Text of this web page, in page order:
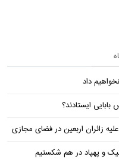
داد
ایستادند؟
زائران اربعین در فضای مجازی
و پهپاد در هم شکستیم